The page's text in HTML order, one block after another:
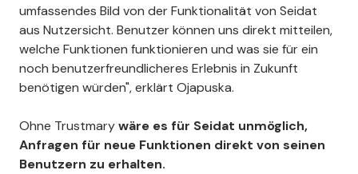
umfassendes Bild von der Funktionalität von Seidat
aus Nutzersicht. Benutzer können uns direkt mitteilen,
welche Funktionen funktionieren und was sie für ein
noch benutzerfreundlicheres Erlebnis in Zukunft
benötigen würden", erklärt Ojapuska.
Ohne Trustmarywäre es für Seidat unmöglich,
Anfragen für neue Funktionen direkt von seinen
Benutzern zu erhalten.